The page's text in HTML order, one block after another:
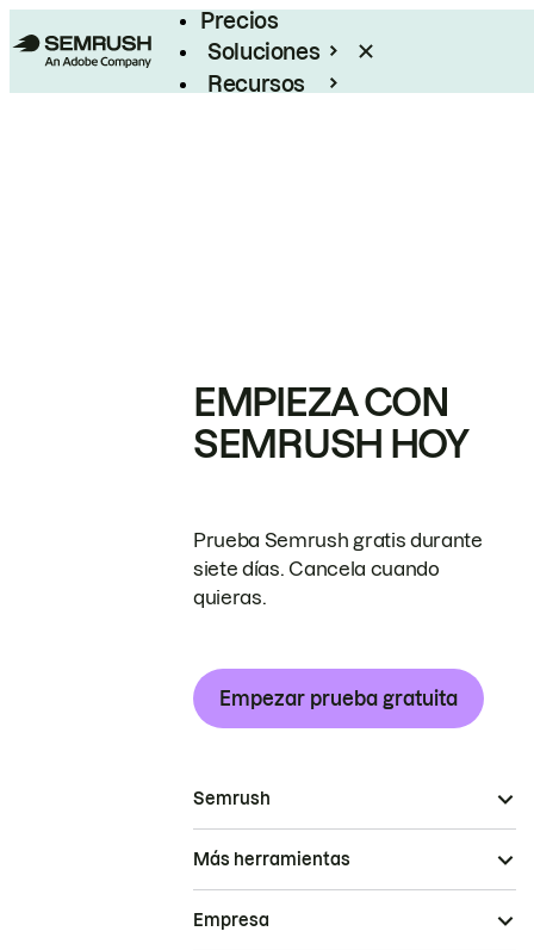
Precios
Soluciones
Recursos
EMPIEZA CON
SEMRUSH HOY
Prueba Semrush gratis durante
siete días. Cancela cuando
quieras.
Empezar prueba gratuita
Semrush
Más herramientas
Empresa